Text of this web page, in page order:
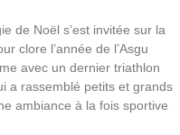
de Noël s’est invitée sur la
clore l’année de l’Asgu
avec un dernier triathlon
a rassemblé petits et grands
ambiance à la fois sportive